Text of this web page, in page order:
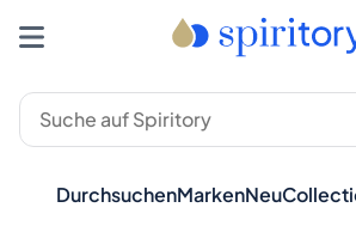
DurchsuchenMarkenNeu